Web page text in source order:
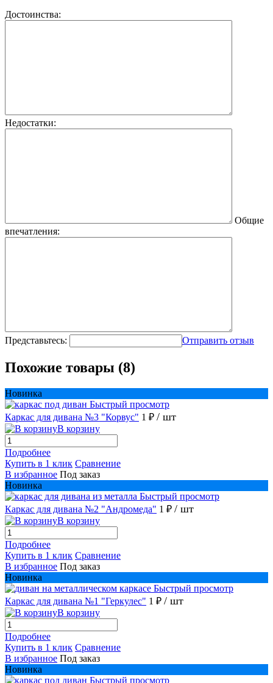
Достоинства:
Недостатки:
Общие
впечатления:
Представьтесь: Отправить отзыв
Похожие товары (8)
Новинка
Быстрый просмотр
Каркас для дивана №3 "Корвус" 1 ₽ / шт
В корзину
Подробнее
Купить в 1 клик Сравнение
В избранное Под заказ
Новинка
Быстрый просмотр
Каркас для дивана №2 "Андромеда" 1 ₽ / шт
В корзину
Подробнее
Купить в 1 клик Сравнение
В избранное Под заказ
Новинка
Быстрый просмотр
Каркас для дивана №1 "Геркулес" 1 ₽ / шт
В корзину
Подробнее
Купить в 1 клик Сравнение
В избранное Под заказ
Новинка
Быстрый просмотр